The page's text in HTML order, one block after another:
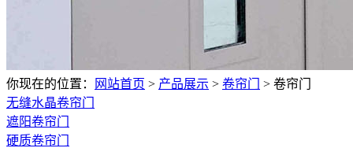
你现在的位置： 网站首页 > 产品展示 > 卷帘门 > 卷帘门
无缝水晶卷帘门
遮阳卷帘门
硬质卷帘门